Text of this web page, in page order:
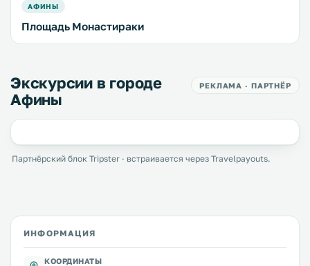
АФИНЫ
Площадь Монастираки
Экскурсии в городе
Афины
РЕКЛАМА · ПАРТНЁР
Партнёрский блок Tripster · встраивается через Travelpayouts.
ИНФОРМАЦИЯ
КООРДИНАТЫ